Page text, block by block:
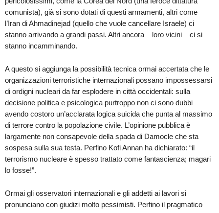
comunista), già si sono dotati di questi armamenti, altri come
l’Iran di Ahmadinejad (quello che vuole cancellare Israele) ci
stanno arrivando a grandi passi. Altri ancora – loro vicini – ci si
stanno incamminando.
A questo si aggiunga la possibilità tecnica ormai accertata che le
organizzazioni terroristiche internazionali possano impossessarsi
di ordigni nucleari da far esplodere in città occidentali: sulla
decisione politica e psicologica purtroppo non ci sono dubbi
avendo costoro un’acclarata logica suicida che punta al massimo
di terrore contro la popolazione civile. L’opinione pubblica è
largamente non consapevole della spada di Damocle che sta
sospesa sulla sua testa. Perfino Kofi Annan ha dichiarato: “il
terrorismo nucleare è spesso trattato come fantascienza; magari
lo fosse!”.
Ormai gli osservatori internazionali e gli addetti ai lavori si
pronunciano con giudizi molto pessimisti. Perfino il pragmatico